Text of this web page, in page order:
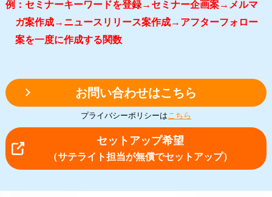
例：セミナーキーワードを登録→セミナー企画案→メルマ
ガ案作成→ニュースリリース案作成→アフターフォロー
案を一度に作成する関数
お問い合わせはこちら
プライバシーポリシーはこちら
セットアップ希望
（サテライト担当が無償でセットアップ）